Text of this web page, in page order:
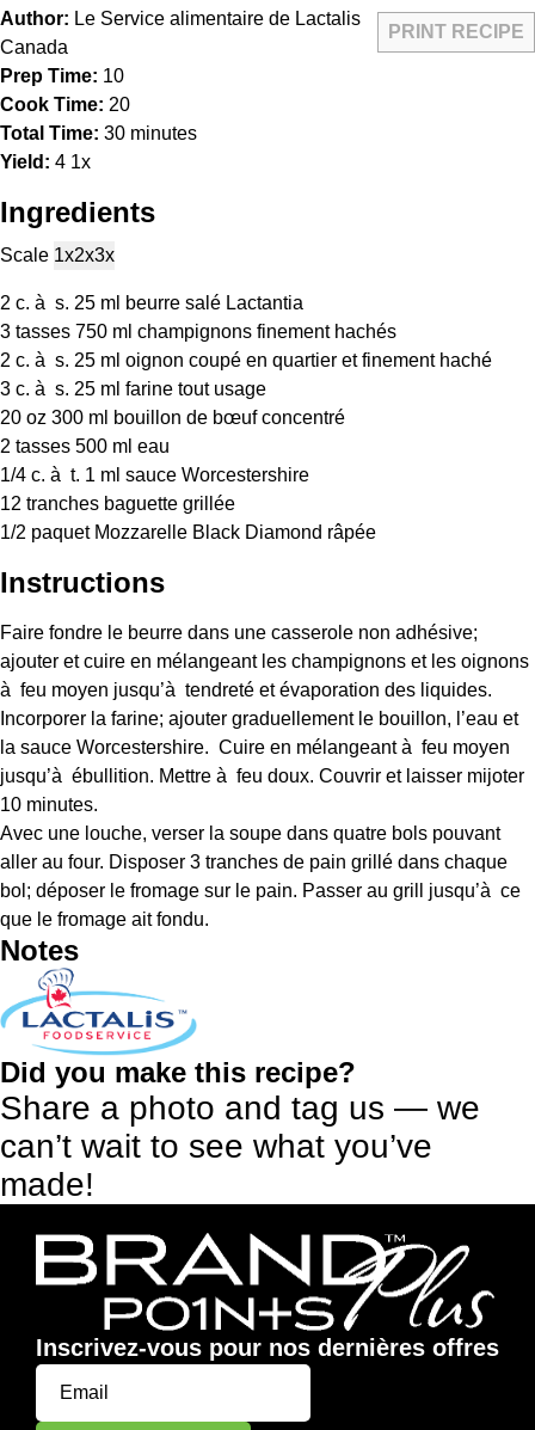
PRINT RECIPE
Author: Le Service alimentaire de Lactalis
Canada
Prep Time: 10
Cook Time: 20
Total Time: 30 minutes
Yield: 4 1x
Ingredients
Scale 1x2x3x
2 c. à s. 25 ml beurre salé Lactantia
3 tasses 750 ml champignons finement hachés
2 c. à s. 25 ml oignon coupé en quartier et finement haché
3 c. à s. 25 ml farine tout usage
20 oz 300 ml bouillon de bœuf concentré
2 tasses 500 ml eau
1/4 c. à t. 1 ml sauce Worcestershire
12 tranches baguette grillée
1/2 paquet Mozzarelle Black Diamond râpée
Instructions
Faire fondre le beurre dans une casserole non adhésive;
ajouter et cuire en mélangeant les champignons et les oignons
à feu moyen jusqu’à tendreté et évaporation des liquides.
Incorporer la farine; ajouter graduellement le bouillon, l’eau et
la sauce Worcestershire. Cuire en mélangeant à feu moyen
jusqu’à ébullition. Mettre à feu doux. Couvrir et laisser mijoter
10 minutes.
Avec une louche, verser la soupe dans quatre bols pouvant
aller au four. Disposer 3 tranches de pain grillé dans chaque
bol; déposer le fromage sur le pain. Passer au grill jusqu’à ce
que le fromage ait fondu.
Notes
Did you make this recipe?
Share a photo and tag us — we
can’t wait to see what you’ve
made!
Inscrivez-vous pour nos dernières offres